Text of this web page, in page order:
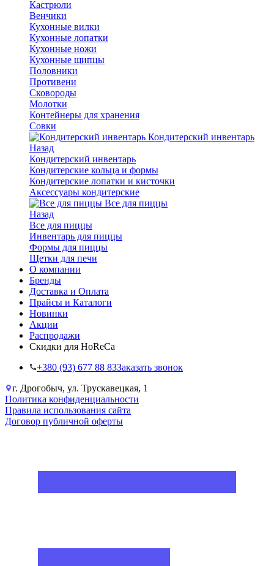
Кастрюли
Венчики
Кухонные вилки
Кухонные лопатки
Кухонные ножи
Кухонные щипцы
Половники
Противени
Сковороды
Молотки
Контейнеры для хранения
Совки
Кондитерский инвентарь
Назад
Кондитерский инвентарь
Кондитерские кольца и формы
Кондитерские лопатки и кисточки
Аксессуары кондитерские
Все для пиццы
Назад
Все для пиццы
Инвентарь для пиццы
Формы для пиццы
Щетки для печи
О компании
Бренды
Доставка и Оплата
Прайсы и Каталоги
Новинки
Акции
Распродажи
Скидки для HoReCa
+38‎0 (93) 677 88 83Заказать звонок
г. Дрогобыч, ул. Трускавецкая, 1
Политика конфиденциальности
Правила использования сайта
Договор публичной оферты